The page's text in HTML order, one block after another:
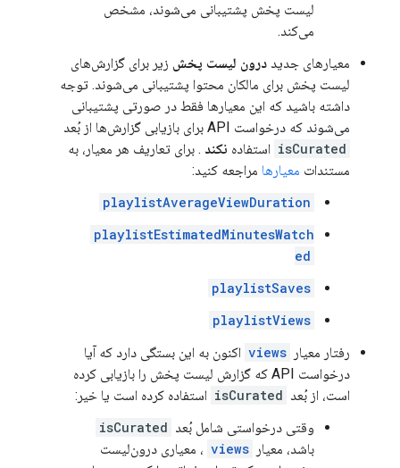
لیست پخش پشتیبانی می‌شوند، مشخص
می‌کند.
معیارهای جدید درون لیست پخش زیر برای گزارش‌های
لیست پخش برای مالکان محتوا پشتیبانی می‌شوند. توجه
داشته باشید که این معیارها فقط در صورتی پشتیبانی
می‌شوند که درخواست API برای بازیابی گزارش‌ها از بُعد
isCurated استفاده نکند . برای تعاریف هر معیار، به
مستندات معیارها مراجعه کنید:
playlistAverageViewDuration
playlistEstimatedMinutesWatch
ed
playlistSaves
playlistViews
رفتار معیار views اکنون به این بستگی دارد که آیا
درخواست API که گزارش لیست پخش را بازیابی کرده
است، از بُعد isCurated استفاده کرده است یا خیر:
وقتی درخواستی شامل بُعد isCurated
باشد، معیار views ، معیاری درون‌لیست